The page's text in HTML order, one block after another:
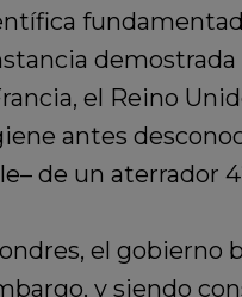
el Reino
antes
de un aterrador
el gobierno
y siendo